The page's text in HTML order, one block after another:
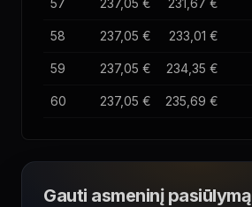
57 237,05 € 231,67 €
58 237,05 € 233,01 €
59 237,05 € 234,35 €
60 237,05 € 235,69 €
Gauti asmeninį pasiūlymą